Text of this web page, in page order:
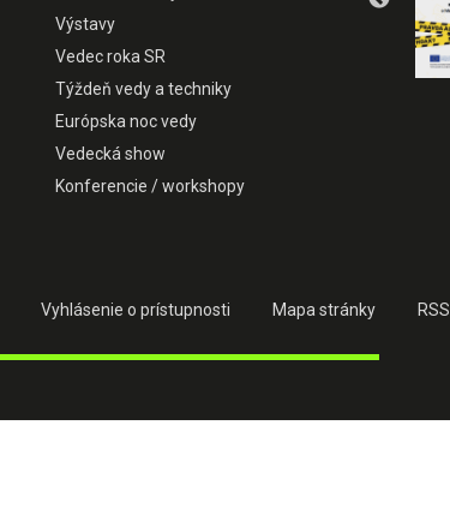
Výstavy
Vedec roka SR
Týždeň vedy a techniky
Európska noc vedy
Vedecká show
Konferencie / workshopy
Vyhlásenie o prístupnosti Mapa stránky RSS